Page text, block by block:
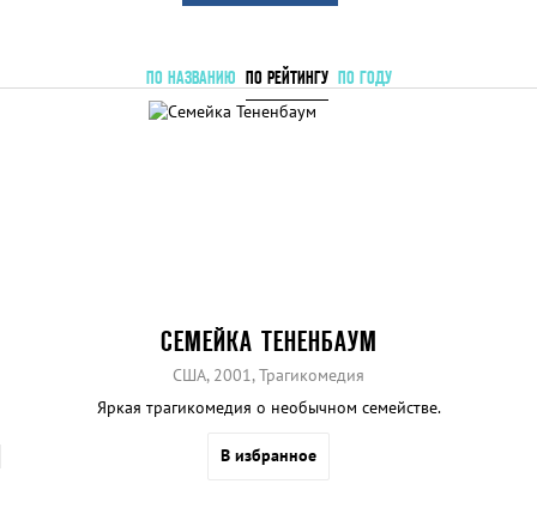
ПО НАЗВАНИЮ ПО РЕЙТИНГУ ПО ГОДУ
СЕМЕЙКА ТЕНЕНБАУМ
США, 2001, Трагикомедия
Яркая трагикомедия о необычном семействе.
В избранное